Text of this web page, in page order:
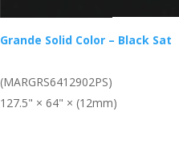
Grande Solid Color – Black Sat
(MARGRS6412902PS)
127.5" × 64" × (12mm)